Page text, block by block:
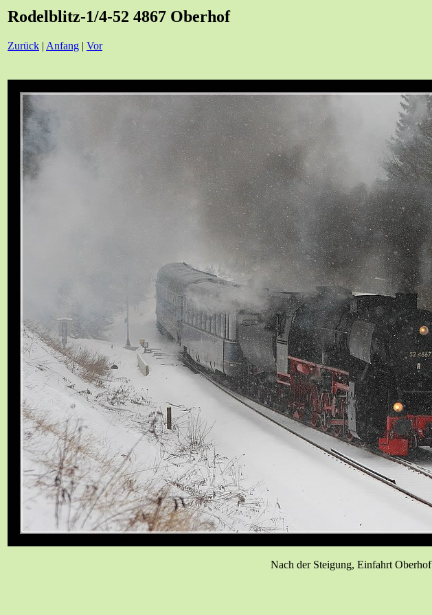
Rodelblitz-1/4-52 4867 Oberhof
Zurück | Anfang | Vor
Nach der Steigung, Einfahrt Oberhof